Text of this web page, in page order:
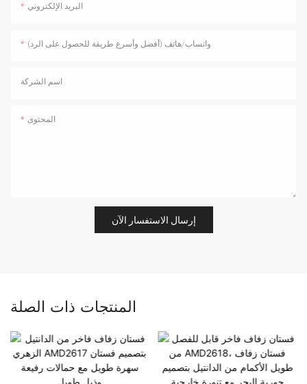
البريد الإلكتروني
واتساب/هاتف (أفضل وأسرع طريقة للحصول على الرد)
اسم الشركة
المحتوى
إرسال الاستفسار الآن
المنتجات ذات الصلة